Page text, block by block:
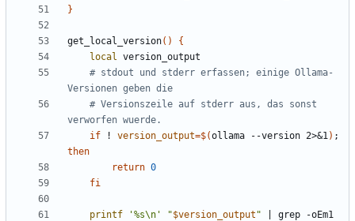
}
get_local_version()
{
local
# stdout und stderr erfassen; einige Ollama-
Versionen geben die
# Versionszeile auf stderr aus, das sonst
verworfen wuerde.
if ! version_output=$(ollama --version 2>&1 ) ;
then
return 0
fi
printf '%s\n' "$version_output "